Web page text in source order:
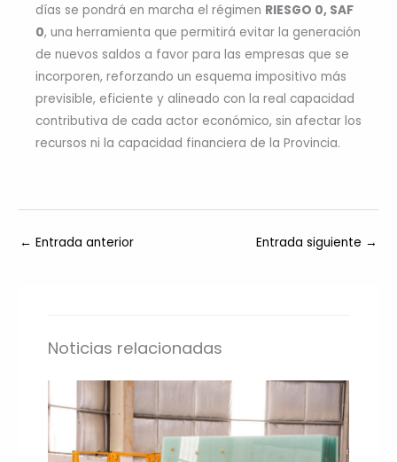
días se pondrá en marcha el régimen RIESGO 0, SAF
0, una herramienta que permitirá evitar la generación
de nuevos saldos a favor para las empresas que se
incorporen, reforzando un esquema impositivo más
previsible, eficiente y alineado con la real capacidad
contributiva de cada actor económico, sin afectar los
recursos ni la capacidad financiera de la Provincia.
← Entrada anterior Entrada siguiente →
Noticias relacionadas